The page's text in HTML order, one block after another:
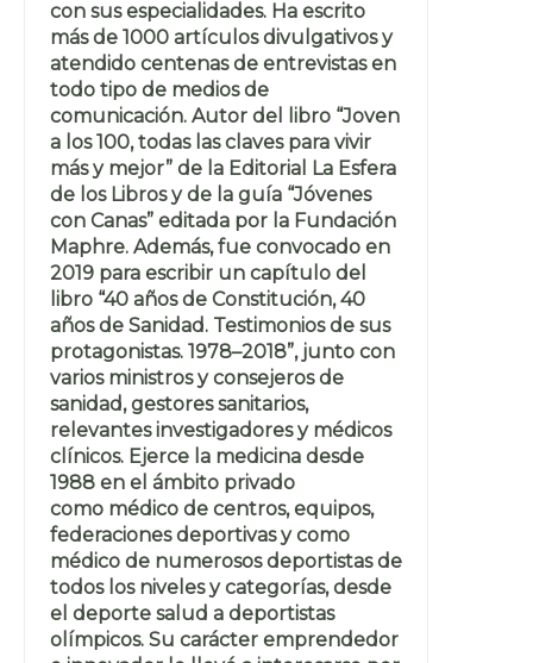
con sus especialidades. Ha escrito
más de 1000 artículos divulgativos y
atendido centenas de entrevistas en
todo tipo de medios de
comunicación. Autor del libro “Joven
a los 100, todas las claves para vivir
más y mejor” de la Editorial La Esfera
de los Libros y de la guía “Jóvenes
con Canas” editada por la Fundación
Maphre. Además, fue convocado en
2019 para escribir un capítulo del
libro “40 años de Constitución, 40
años de Sanidad. Testimonios de sus
protagonistas. 1978–2018”, junto con
varios ministros y consejeros de
sanidad, gestores sanitarios,
relevantes investigadores y médicos
clínicos. Ejerce la medicina desde
1988 en el ámbito privado
como médico de centros, equipos,
federaciones deportivas y como
médico de numerosos deportistas de
todos los niveles y categorías, desde
el deporte salud a deportistas
olímpicos. Su carácter emprendedor